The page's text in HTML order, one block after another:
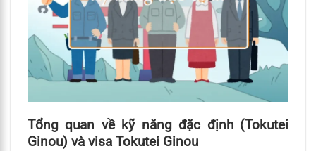
Tổng quan về kỹ năng đặc định (Tokutei
Ginou) và visa Tokutei Ginou